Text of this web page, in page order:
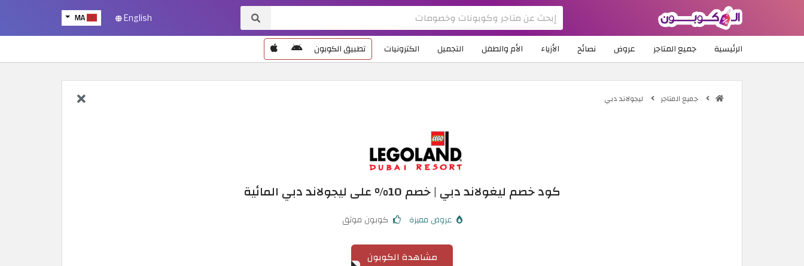
MA English
الرئيسية جميع المتاجر عروض نصائح الأزياء الأم والطفل التجميل الكترونيات تطبيق الكوبون
جميع المتاجر ليجولاند دبي
كود خصم ليغولاند دبي | خصم 10% على ليجولاند دبي المائية
عروض مميزة كوبون موثق
مشاهدة الكوبون